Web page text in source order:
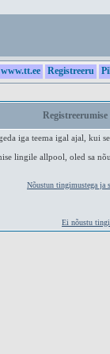
www.tt.ee Registreeru
Registreerumise
iga teema igal ajal, kui
lingile allpool, oled sa
Nõustun tingimustega ja
Ei nõustu